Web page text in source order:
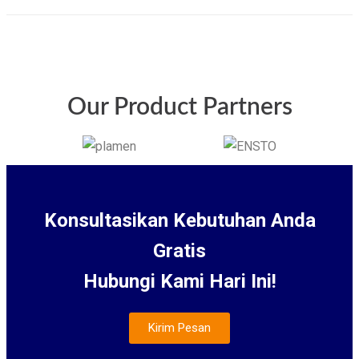
Our Product Partners
Konsultasikan Kebutuhan Anda
Gratis
Hubungi Kami Hari Ini!
Kirim Pesan